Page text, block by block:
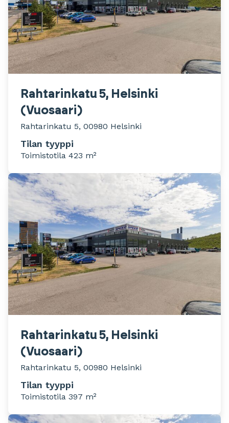
Rahtarinkatu 5, Helsinki
(Vuosaari)
Rahtarinkatu 5, 00980 Helsinki
Tilan tyyppi
Toimistotila 423 m²
Rahtarinkatu 5, Helsinki
(Vuosaari)
Rahtarinkatu 5, 00980 Helsinki
Tilan tyyppi
Toimistotila 397 m²